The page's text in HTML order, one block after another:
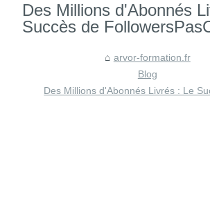
Des Millions d'Abonnés
Succès de
arvor-formation.fr
Blog
Des Millions d'Abonnés Livrés : Le